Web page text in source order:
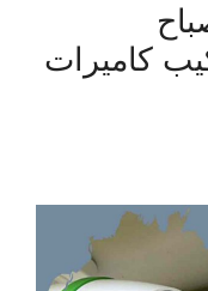
تركيب كاميرات